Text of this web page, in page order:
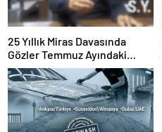
25 Yıllık Miras Davasında
Gözler Temmuz Ayındaki
Karar Duruşmasına Çevrildi